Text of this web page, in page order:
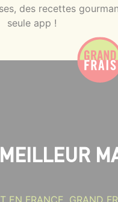
des recettes
seule app !
EN FRANCE, GRAND